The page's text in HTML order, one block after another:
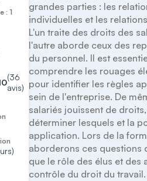
: 1
(36
avis)
grandes parties : les
individuelles et les
L'un traite des droits des
l'autre aborde ceux des
du personnel. Il est
comprendre les rouages
pour identifier les règles
sein de l'entreprise. De
salariés jouissent de
déterminer lesquels et la
application. Lors de la
aborderons ces questions
que le rôle des élus et des
contrôle du droit du